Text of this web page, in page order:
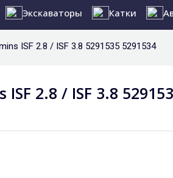
Экскаваторы Катки
ISF 2.8 / ISF 3.8 5291535 5291534
2.8 / ISF 3.8